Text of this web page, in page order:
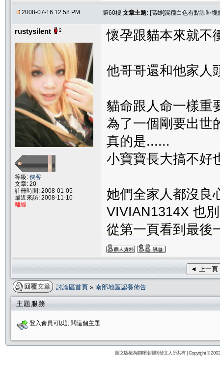
2008-07-16 12:58 PM 第60樓 文章主題: [高雄]混種白色有點咖啡
rustysilent
等級: 俠客
文章: 20
註冊時間: 2008-01-05
最近來訪: 2008-11-10
離線
懷孕跟貓本來就不
他哥哥還和他家人
貓命跟人命一樣重
為了一個剛要出世
真的是......
小寶寶長大搞不好
她們全家人都沒良
VIVIAN1314X 也
從第一頁看到最後
◄ 上一頁
討論區首頁 » 南部地區認養佈告
主題服務
登入會員可以訂閱這個主題
圖文版權為貓咪論壇與發文人所共有 | Copyright ©